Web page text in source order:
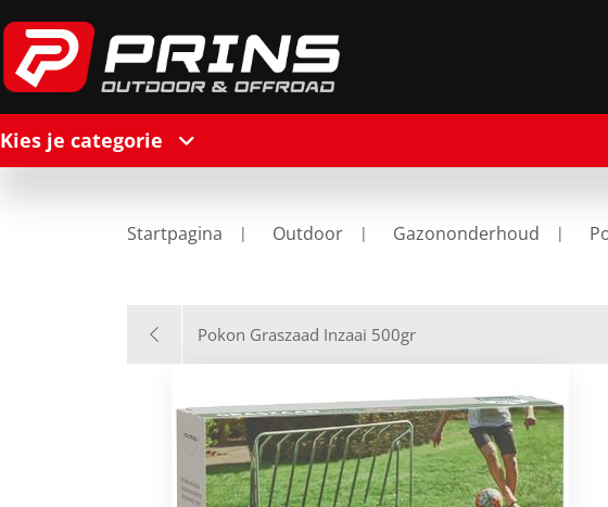
Kies je categorie
Startpagina Outdoor Gazononderhoud
Pokon Graszaad Inzaai 500gr